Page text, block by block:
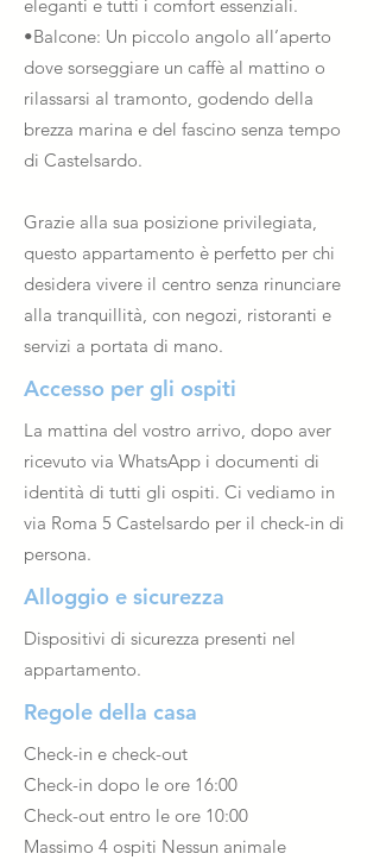
eleganti e tutti i comfort essenziali.
•Balcone: Un piccolo angolo all’aperto
dove sorseggiare un caffè al mattino o
rilassarsi al tramonto, godendo della
brezza marina e del fascino senza tempo
di Castelsardo.
Grazie alla sua posizione privilegiata,
questo appartamento è perfetto per chi
desidera vivere il centro senza rinunciare
alla tranquillità, con negozi, ristoranti e
servizi a portata di mano.
Accesso per gli ospiti
La mattina del vostro arrivo, dopo aver
ricevuto via WhatsApp i documenti di
identità di tutti gli ospiti. Ci vediamo in
via Roma 5 Castelsardo per il check-in di
persona.
Alloggio e sicurezza
Dispositivi di sicurezza presenti nel
appartamento.
Regole della casa
Check-in e check-out
Check-in dopo le ore 16:00
Check-out entro le ore 10:00
Massimo 4 ospiti Nessun animale